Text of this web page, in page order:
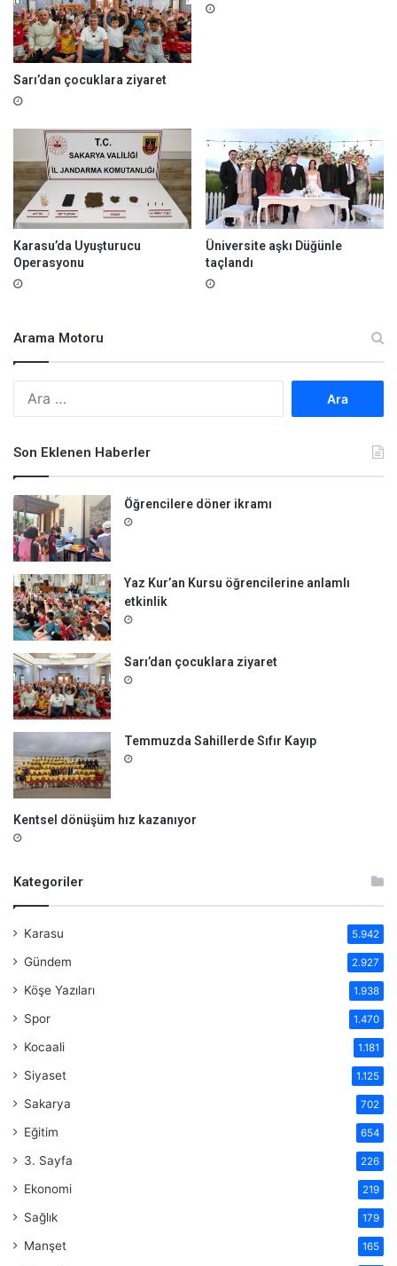
ı
Sarı’dan çocuklara ziyaret
Karasu’da Uyuşturucu
Operasyonu
Üniversite aşkı Düğünle
taçlandı
Arama Motoru
Son Eklenen Haberler
Öğrencilere döner ikramı
Yaz Kur’an Kursu öğrencilerine anlamlı
etkinlik
Sarı’dan çocuklara ziyaret
Temmuzda Sahillerde Sıfır Kayıp
Kentsel dönüşüm hız kazanıyor
Kategoriler
Karasu 5.942
Gündem 2.927
Köşe Yazıları 1.938
Spor 1.470
Kocaali 1.181
Siyaset 1.125
Sakarya 702
Eğitim 654
3. Sayfa 226
Ekonomi 219
Sağlık 179
Manşet 165